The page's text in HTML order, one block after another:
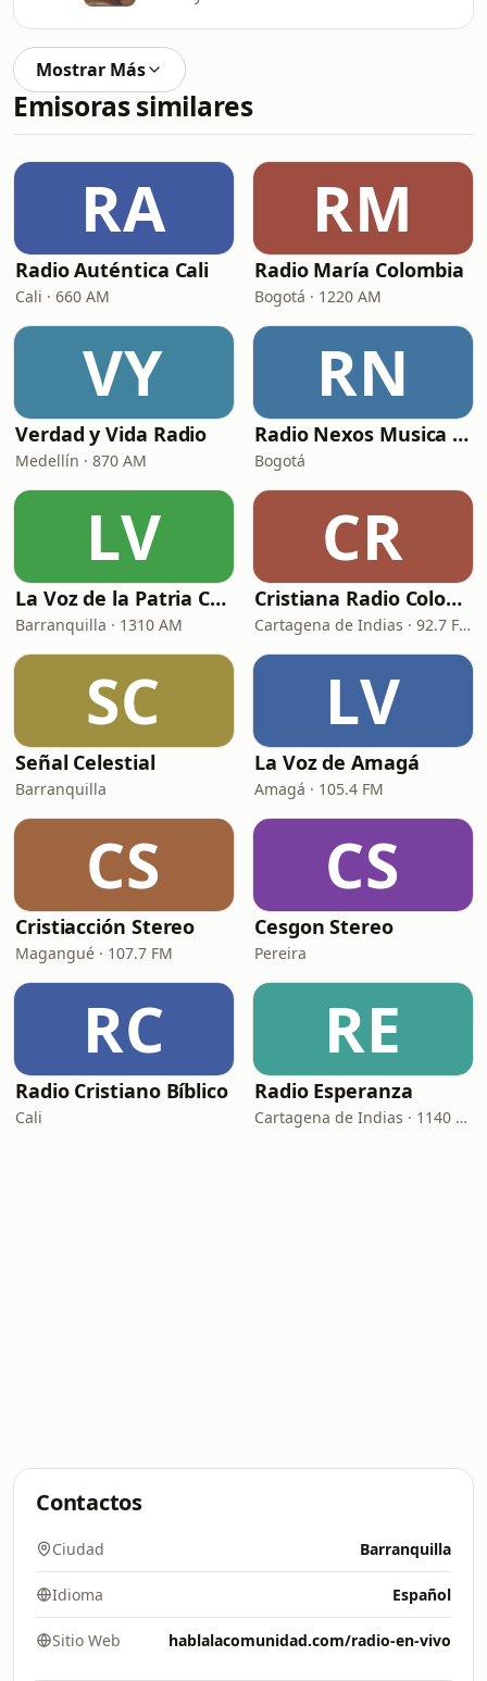
Mostrar Más
Emisoras similares
RA
Radio Auténtica Cali
Cali · 660 AM
RM
Radio María Colombia
Bogotá · 1220 AM
VY
Verdad y Vida Radio
Medellín · 870 AM
RN
Radio Nexos Musica Cristiana (Iglesia De Jesucristo)
Bogotá
LV
La Voz de la Patria Celestial
Barranquilla · 1310 AM
CR
Cristiana Radio Colombia
Cartagena de Indias · 92.7 FM
SC
Señal Celestial
Barranquilla
LV
La Voz de Amagá
Amagá · 105.4 FM
CS
Cristiacción Stereo
Magangué · 107.7 FM
CS
Cesgon Stereo
Pereira
RC
Radio Cristiano Bíblico
Cali
RE
Radio Esperanza
Cartagena de Indias · 1140 AM
Contactos
Ciudad Barranquilla
Idioma Español
Sitio Web hablalacomunidad.com/radio-en-vivo